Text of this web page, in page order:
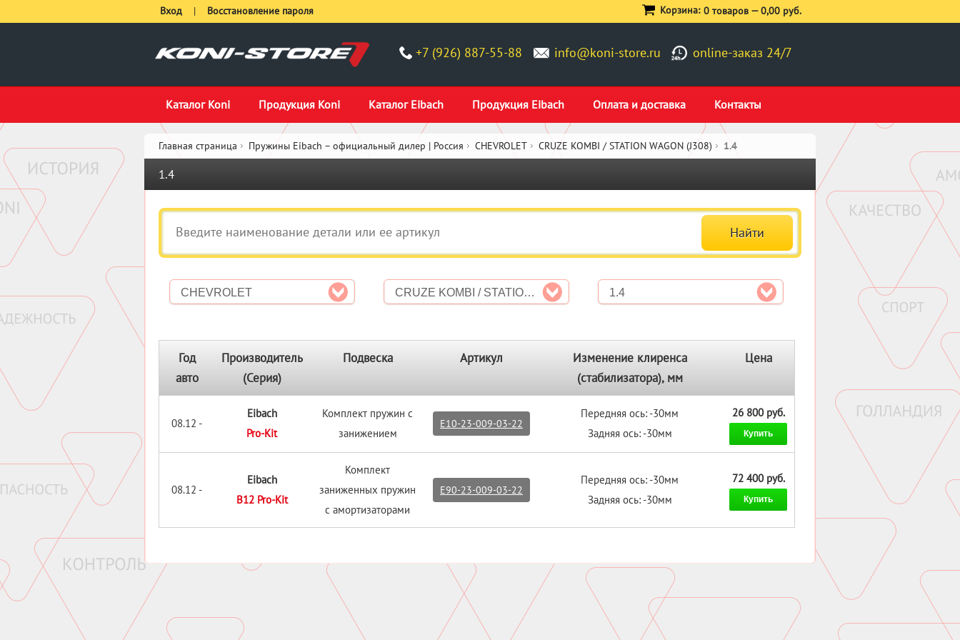
+7 (926) 887-55-88 info@koni-store.ru online-заказ 24/7
Каталог Koni Продукция Koni Каталог Eibach Продукция Eibach Оплата и доставка Контакты
Вход | Восстановление пароля Корзина: 0 товаров —0,00 руб.
Главная страница Пружины Eibach – официальный дилер | Россия CHEVROLET CRUZE KOMBI / STATION WAGON (J308) 1.4
1.4
CHEVROLET CRUZE KOMBI / STATION WAGON (J308) 1.4
Год
авто
Производитель
(Серия)
Подвеска Артикул
Изменение клиренса
(стабилизатора), мм
Цена
08.12 -
Eibach
Pro-Kit
Комплект пружин с
занижением
E10-23-009-03-22
Передняя ось: -30мм
Задняя ось: -30мм
26 800 руб.
Купить
08.12 -
Eibach
B12 Pro-Kit
Комплект
заниженных пружин
с амортизаторами
E90-23-009-03-22
Передняя ось: -30мм
Задняя ось: -30мм
72 400 руб.
Купить